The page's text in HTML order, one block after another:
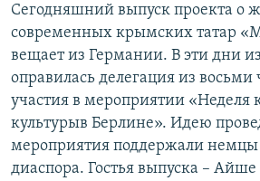
Сегодняшний выпуск проекта о
современных крымских татар
вещает из Германии. В эти дни
оправилась делегация из восьми
участия в мероприятии «Неделя
культурыв Берлине». Идею
мероприятия поддержали немцы
диаспора. Гостья выпуска –